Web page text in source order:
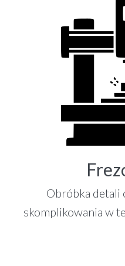
Obróbka detali
skomplikowania w